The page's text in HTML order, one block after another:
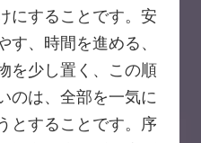
にすることです。安
す、時間を進める、
を少し置く、この順
のは、全部を一気に
とすることです。序